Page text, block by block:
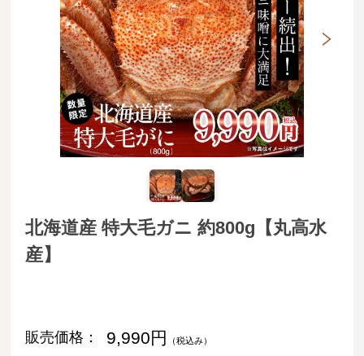
北海道産 特大毛ガニ 約800g【丸高水
産】
販売価格： 9,990円 （税込み）